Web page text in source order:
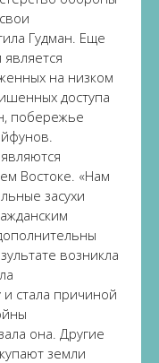
Гудман. Еще
на низком
доступа
побережье
Востоке. «Нам
засухи
возникла
и стала причиной
она. Другие
земли